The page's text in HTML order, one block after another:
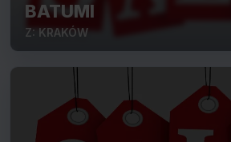
BATUMI
Z: KRAKÓW